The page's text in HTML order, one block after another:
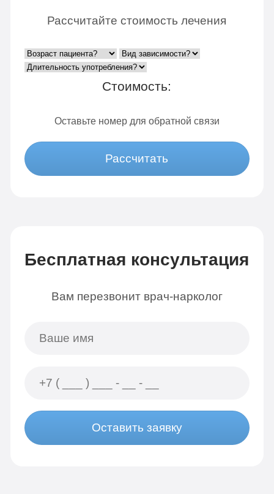
Рассчитайте стоимость лечения
Стоимость:
Оставьте номер для обратной связи
Рассчитать
Бесплатная консультация
Вам перезвонит врач-нарколог
Оставить заявку